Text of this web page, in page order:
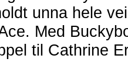
unna hele
Med
til Cathrine